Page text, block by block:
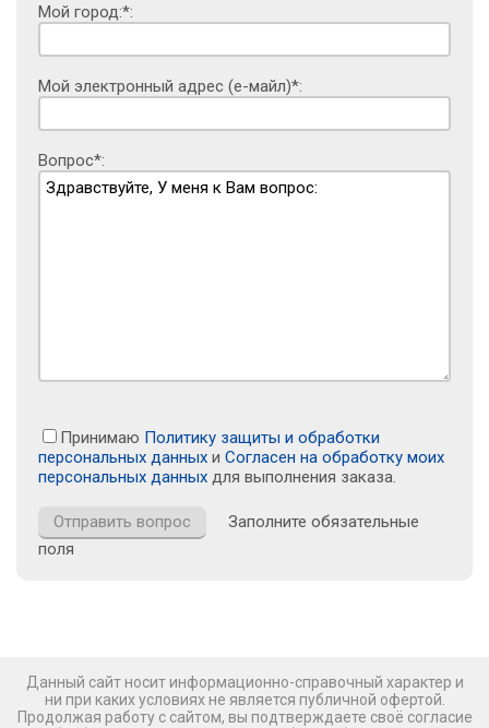
Мой город:*:
Мой электронный адрес (е-майл)*:
Вопрос*:
Принимаю Политику защиты и обработки
персональных данных и Согласен на обработку моих
персональных данных для выполнения заказа.
Заполните обязательные
поля
Данный сайт носит информационно-справочный характер и
ни при каких условиях не является публичной офертой.
Продолжая работу с сайтом, вы подтверждаете своё согласие